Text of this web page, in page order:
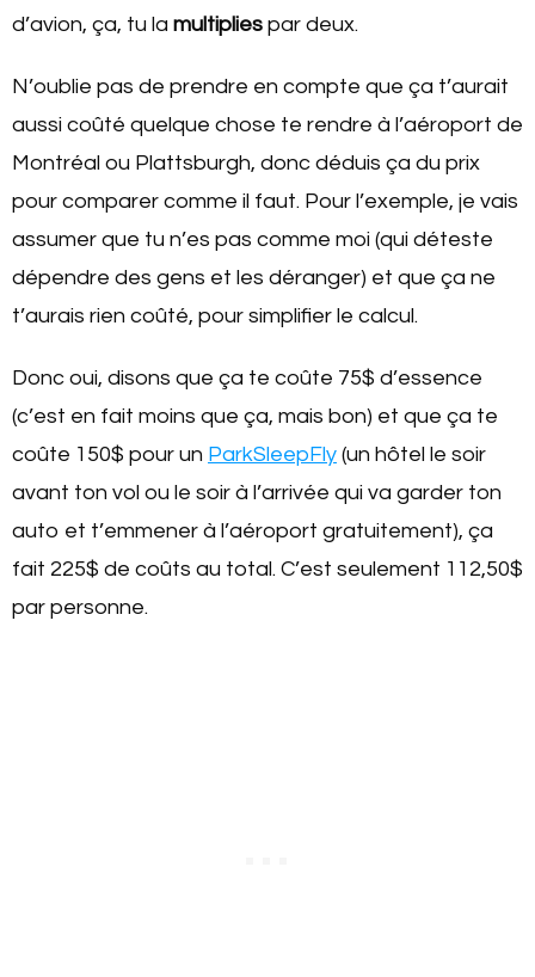
d’avion, ça, tu la multiplies par deux.
N’oublie pas de prendre en compte que ça t’aurait
aussi coûté quelque chose te rendre à l’aéroport de
Montréal ou Plattsburgh, donc déduis ça du prix
pour comparer comme il faut. Pour l’exemple, je vais
assumer que tu n’es pas comme moi (qui déteste
dépendre des gens et les déranger) et que ça ne
t’aurais rien coûté, pour simplifier le calcul.
Donc oui, disons que ça te coûte 75$ d’essence
(c’est en fait moins que ça, mais bon) et que ça te
coûte 150$ pour un ParkSleepFly (un hôtel le soir
avant ton vol ou le soir à l’arrivée qui va garder ton
auto et t’emmener à l’aéroport gratuitement), ça
fait 225$ de coûts au total. C’est seulement 112,50$
par personne.